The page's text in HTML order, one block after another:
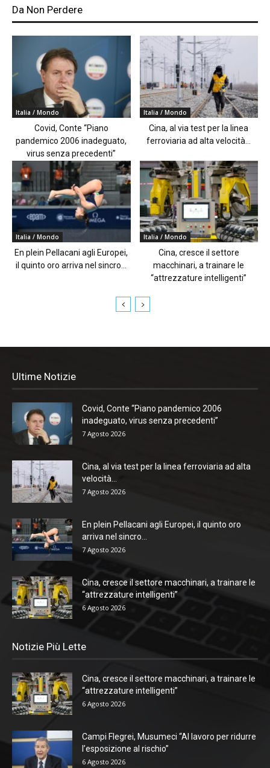
Da Non Perdere
Italia / Mondo
Covid, Conte “Piano
pandemico 2006 inadeguato,
virus senza precedenti”
Italia / Mondo
Cina, al via test per la linea
ferroviaria ad alta velocità...
Italia / Mondo
En plein Pellacani agli Europei,
il quinto oro arriva nel sincro...
Italia / Mondo
Cina, cresce il settore
macchinari, a trainare le
“attrezzature intelligenti”
Ultime Notizie
Covid, Conte “Piano pandemico 2006
inadeguato, virus senza precedenti”
7 Agosto 2026
Cina, al via test per la linea ferroviaria ad alta
velocità...
7 Agosto 2026
En plein Pellacani agli Europei, il quinto oro
arriva nel sincro...
7 Agosto 2026
Cina, cresce il settore macchinari, a trainare le
“attrezzature intelligenti”
6 Agosto 2026
Notizie Più Lette
Cina, cresce il settore macchinari, a trainare le
“attrezzature intelligenti”
6 Agosto 2026
Campi Flegrei, Musumeci “Al lavoro per ridurre
l’esposizione al rischio”
6 Agosto 2026